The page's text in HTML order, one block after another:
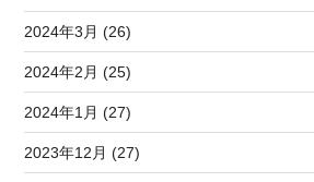
2024年3月 (26)
2024年2月 (25)
2024年1月 (27)
2023年12月 (27)